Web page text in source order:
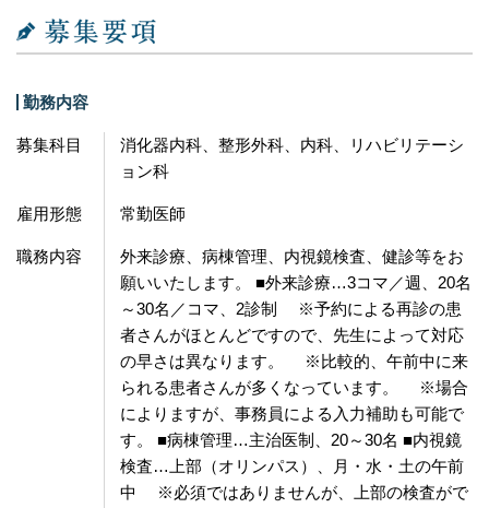
勤務内容
募集科目
消化器内科、整形外科、内科、リハビリテーシ
ョン科
雇用形態 常勤医師
職務内容
外来診療、病棟管理、内視鏡検査、健診等をお
願いいたします。 ■外来診療…3コマ／週、20名
～30名／コマ、2診制 ※予約による再診の患
者さんがほとんどですので、先生によって対応
の早さは異なります。 ※比較的、午前中に来
られる患者さんが多くなっています。 ※場合
によりますが、事務員による入力補助も可能で
す。 ■病棟管理…主治医制、20～30名 ■内視鏡
検査…上部（オリンパス）、月・水・土の午前
中 ※必須ではありませんが、上部の検査がで